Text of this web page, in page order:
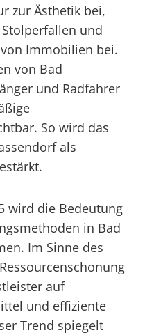
zur Ästhetik bei,
und
Immobilien bei.
von Bad
und Radfahrer
So wird das
als
wird die Bedeutung
in Bad
Im Sinne des
auf
und effiziente
Trend spiegelt